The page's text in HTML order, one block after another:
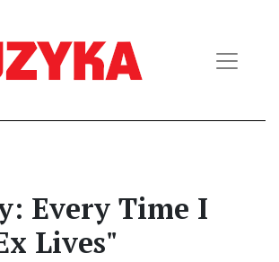
Every Time I
Lives"